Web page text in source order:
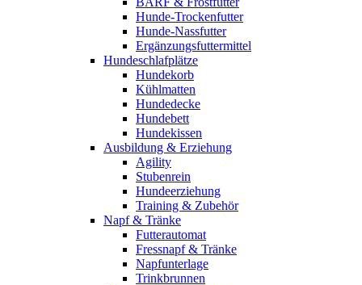
Hunde-Trockenfutter
Hunde-Nassfutter
Ergänzungsfuttermittel
Hundeschlafplätze
Hundekorb
Kühlmatten
Hundedecke
Hundebett
Hundekissen
Ausbildung & Erziehung
Agility
Stubenrein
Hundeerziehung
Training & Zubehör
Napf & Tränke
Futterautomat
Fressnapf & Tränke
Napfunterlage
Trinkbrunnen